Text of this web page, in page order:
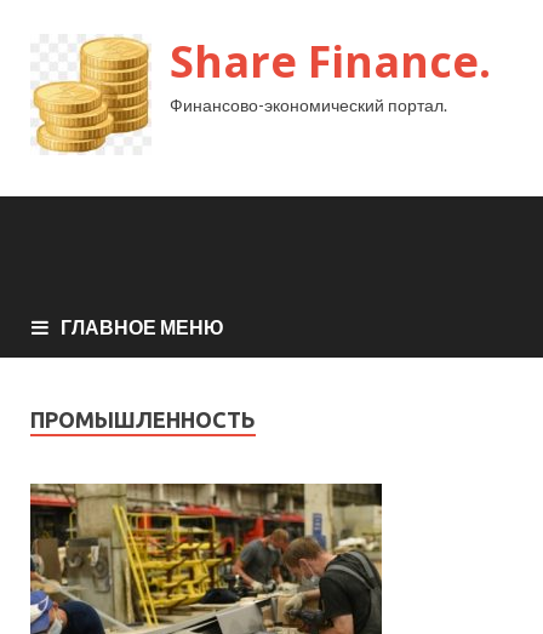
Share Finance.
Финансово-экономический портал.
ГЛАВНОЕ МЕНЮ
ПРОМЫШЛЕННОСТЬ